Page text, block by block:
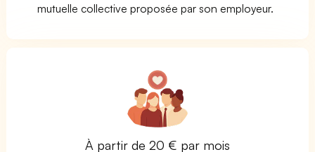
mutuelle collective proposée par son employeur.
À partir de 20 € par mois